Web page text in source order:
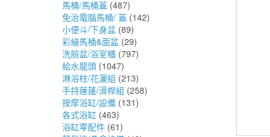
馬桶/馬桶蓋 (487)
免治電腦馬桶/ 蓋 (142)
小便斗/下身盆 (89)
彩繪馬桶&面盆 (29)
洗臉盆/浴室櫃 (797)
給水龍頭 (1047)
淋浴柱/花灑組 (213)
手持蓮蓬/滑桿組 (258)
按摩浴缸/設備 (131)
各式浴缸 (463)
浴缸零配件 (61)